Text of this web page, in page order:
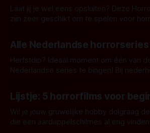
Laat jij je wel eens opsluiten? Deze
zijn zeer geschikt om te spelen voor
Alle Nederlandse
Herfstdip? Ideaal moment om één van
Nederlandse series te bingen! Bij nederhorror denk je al
Amsterdamned of The Johnsons. Maar
is niet beperkt tot films. Hier een aantal
series uit het duistere of horrorgenre. Als
Lijstje: 5 horrorfilms voor
Wil je jouw gruwelijke hobby dolgraag
die een aardappelschilmes al eng